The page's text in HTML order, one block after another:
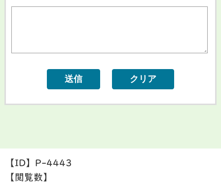
【ID】 P-4443
【閲覧数】